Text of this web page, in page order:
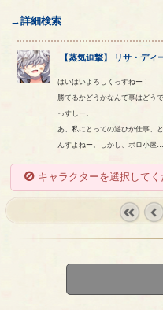
→詳細検索
【蒸気迫撃】 リサ ・ディ
はいはいよろしくっすねー！
勝てるかどうかなんて事はどう
っすしー。
あ、私にとっての遊びが仕事、
んすよねー。しかし、ボロ小屋
キャラクターを選択してく